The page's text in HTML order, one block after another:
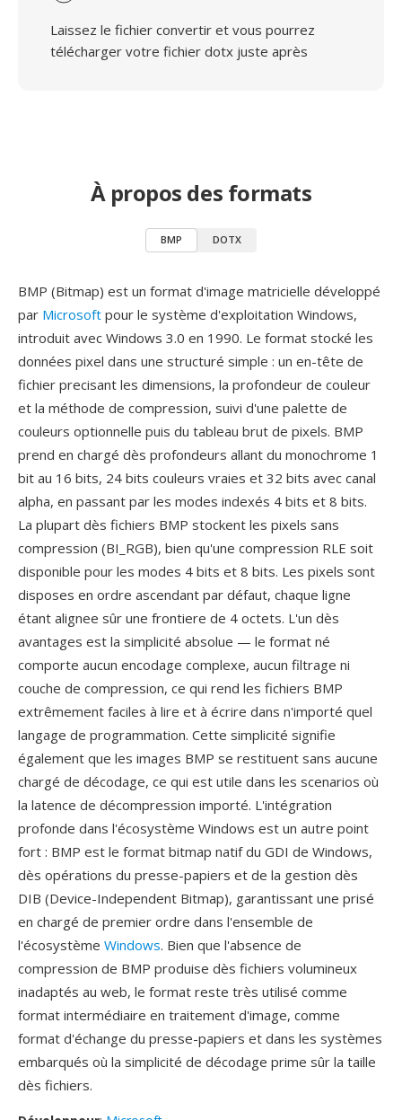
Laissez le fichier convertir et vous pourrez
télécharger votre fichier dotx juste après
À propos des formats
BMP DOTX
BMP (Bitmap) est un format d'image matricielle développé
par Microsoft pour le système d'exploitation Windows,
introduit avec Windows 3.0 en 1990. Le format stocké les
données pixel dans une structuré simple : un en-tête de
fichier precisant les dimensions, la profondeur de couleur
et la méthode de compression, suivi d'une palette de
couleurs optionnelle puis du tableau brut de pixels. BMP
prend en chargé dès profondeurs allant du monochrome 1
bit au 16 bits, 24 bits couleurs vraies et 32 bits avec canal
alpha, en passant par les modes indexés 4 bits et 8 bits.
La plupart dès fichiers BMP stockent les pixels sans
compression (BI_RGB), bien qu'une compression RLE soit
disponible pour les modes 4 bits et 8 bits. Les pixels sont
disposes en ordre ascendant par défaut, chaque ligne
étant alignee sûr une frontiere de 4 octets. L'un dès
avantages est la simplicité absolue — le format né
comporte aucun encodage complexe, aucun filtrage ni
couche de compression, ce qui rend les fichiers BMP
extrêmement faciles à lire et à écrire dans n'importé quel
langage de programmation. Cette simplicité signifie
également que les images BMP se restituent sans aucune
chargé de décodage, ce qui est utile dans les scenarios où
la latence de décompression importé. L'intégration
profonde dans l'écosystème Windows est un autre point
fort : BMP est le format bitmap natif du GDI de Windows,
dès opérations du presse-papiers et de la gestion dès
DIB (Device-Independent Bitmap), garantissant une prisé
en chargé de premier ordre dans l'ensemble de
l'écosystème Windows. Bien que l'absence de
compression de BMP produise dès fichiers volumineux
inadaptés au web, le format reste très utilisé comme
format intermédiaire en traitement d'image, comme
format d'échange du presse-papiers et dans les systèmes
embarqués où la simplicité de décodage prime sûr la taille
dès fichiers.